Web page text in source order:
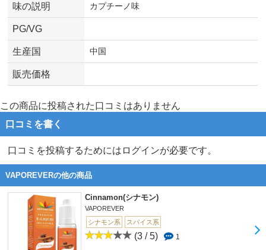
味の説明 カプチーノ味
PG/VG
生産国 中国
販売価格
この商品に投稿された口コミはありません
口コミを書く
口コミを投稿するためにはログインが必要です。
VAPOREVERの他の商品
Cinnamon(シナモン)
VAPOREVER
シナモン系
スパイス系
(3 / 5) 1